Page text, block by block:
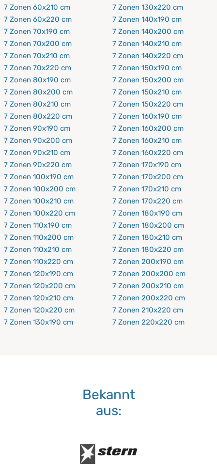
7 Zonen 60x210 cm
7 Zonen 60x220 cm
7 Zonen 70x190 cm
7 Zonen 70x200 cm
7 Zonen 70x210 cm
7 Zonen 70x220 cm
7 Zonen 80x190 cm
7 Zonen 80x200 cm
7 Zonen 80x210 cm
7 Zonen 80x220 cm
7 Zonen 90x190 cm
7 Zonen 90x200 cm
7 Zonen 90x210 cm
7 Zonen 90x220 cm
7 Zonen 100x190 cm
7 Zonen 100x200 cm
7 Zonen 100x210 cm
7 Zonen 100x220 cm
7 Zonen 110x190 cm
7 Zonen 110x200 cm
7 Zonen 110x210 cm
7 Zonen 110x220 cm
7 Zonen 120x190 cm
7 Zonen 120x200 cm
7 Zonen 120x210 cm
7 Zonen 120x220 cm
7 Zonen 130x190 cm
7 Zonen 130x220 cm
7 Zonen 140x190 cm
7 Zonen 140x200 cm
7 Zonen 140x210 cm
7 Zonen 140x220 cm
7 Zonen 150x190 cm
7 Zonen 150x200 cm
7 Zonen 150x210 cm
7 Zonen 150x220 cm
7 Zonen 160x190 cm
7 Zonen 160x200 cm
7 Zonen 160x210 cm
7 Zonen 160x220 cm
7 Zonen 170x190 cm
7 Zonen 170x200 cm
7 Zonen 170x210 cm
7 Zonen 170x220 cm
7 Zonen 180x190 cm
7 Zonen 180x200 cm
7 Zonen 180x210 cm
7 Zonen 180x220 cm
7 Zonen 200x190 cm
7 Zonen 200x200 cm
7 Zonen 200x210 cm
7 Zonen 200x220 cm
7 Zonen 210x220 cm
7 Zonen 220x220 cm
Bekannt
aus: